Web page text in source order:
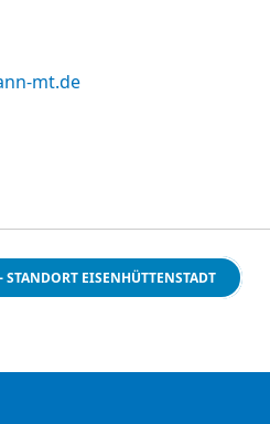
mt.de
STANDORT EISENHÜTTENSTADT